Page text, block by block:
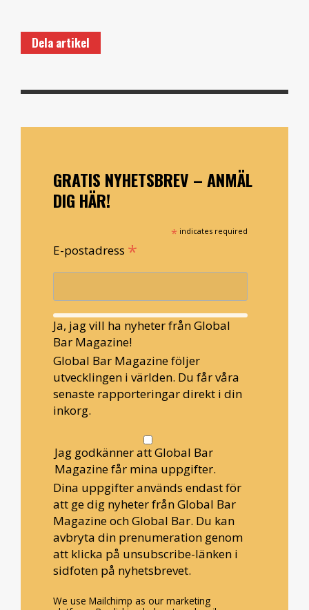
Dela artikel
GRATIS NYHETSBREV – ANMÄL
DIG HÄR!
* indicates required
E-postadress *
Ja, jag vill ha nyheter från Global
Bar Magazine!
Global Bar Magazine följer
utvecklingen i världen. Du får våra
senaste rapporteringar direkt i din
inkorg.
Jag godkänner att Global Bar
Magazine får mina uppgifter.
Dina uppgifter används endast för
att ge dig nyheter från Global Bar
Magazine och Global Bar. Du kan
avbryta din prenumeration genom
att klicka på unsubscribe-länken i
sidfoten på nyhetsbrevet.
We use Mailchimp as our marketing